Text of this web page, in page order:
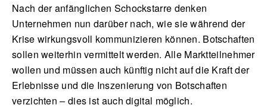
Nach der anfänglichen Schockstarre denken
Unternehmen nun darüber nach, wie sie während der
Krise wirkungsvoll kommunizieren können. Botschaften
sollen weiterhin vermittelt werden. Alle Marktteilnehmer
wollen und müssen auch künftig nicht auf die Kraft der
Erlebnisse und die Inszenierung von Botschaften
verzichten – dies ist auch digital möglich.